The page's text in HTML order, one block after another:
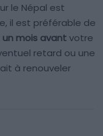
le Népal est
il est préférable de
mois avantvotre
retard ou une
à renouveler